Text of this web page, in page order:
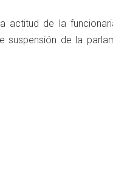
actitud de la
de la